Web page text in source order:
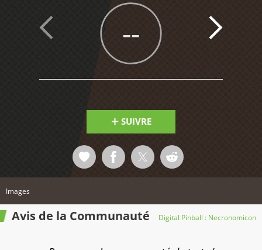
--
SUIVRE
Images
Avis de la Communauté Digital Pinball : Necronomicon